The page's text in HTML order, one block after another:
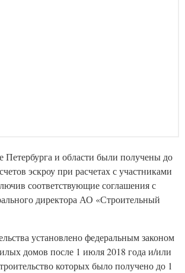
Петербурга и области были получены до
эскроу при расчетах с участниками
соответствующие соглашения с
директора АО «Строительный
установлено федеральным законом
домов после 1 июля 2018 года и/или
которых было получено до 1